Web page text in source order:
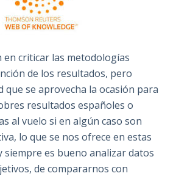
en criticar las metodologías
de los resultados, pero
que se aprovecha la ocasión para
resultados españoles o
al vuelo si en algún caso son
lo que se nos ofrece en estas
siempre es bueno analizar datos
de compararnos con